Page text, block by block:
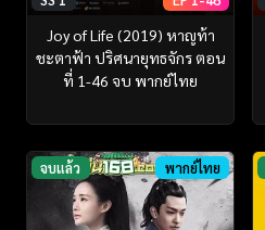
Joy of Life (2019) หาญท้า
ชะตาฟ้า ปริศนายุทธจักร ตอน
ที่ 1-46 จบ พากย์ไทย
จบแล้ว พากย์ไทย